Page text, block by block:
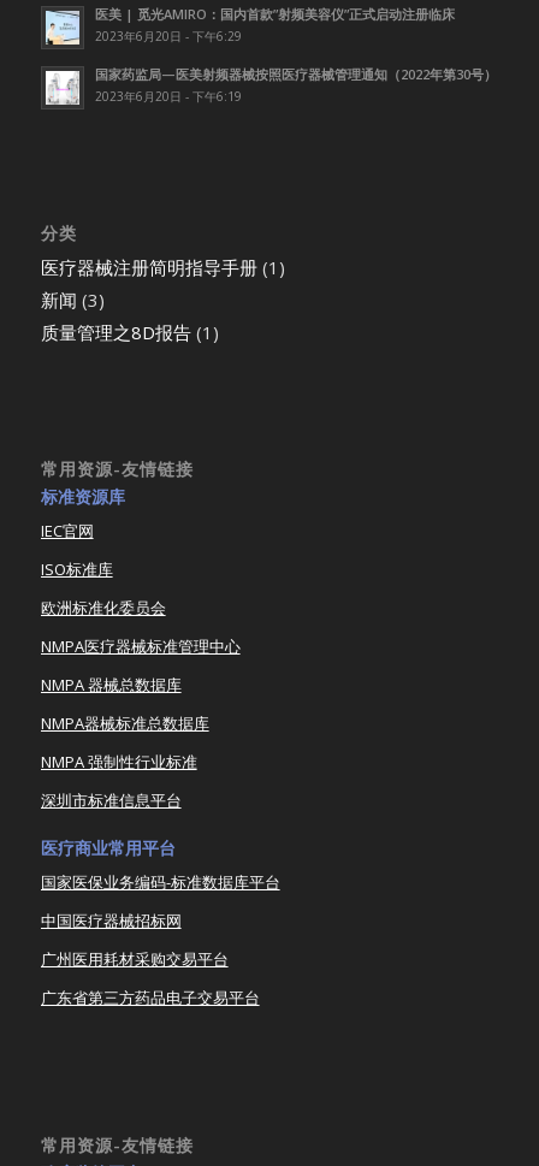
医美 | 觅光AMIRO：国内首款”射频美容仪”正式启动注册临床
2023年6月20日 - 下午6:29
国家药监局—医美射频器械按照医疗器械管理通知（2022年第30号）
2023年6月20日 - 下午6:19
分类
医疗器械注册简明指导手册(1)
新闻 (3)
质量管理之8D报告(1)
常用资源-友情链接
标准资源库
IEC官网
ISO标准库
欧洲标准化委员会
NMPA医疗器械标准管理中心
NMPA 器械总数据库
NMPA器械标准总数据库
NMPA 强制性行业标准
深圳市标准信息平台
医疗商业常用平台
国家医保业务编码-标准数据库平台
中国医疗器械招标网
广州医用耗材采购交易平台
广东省第三方药品电子交易平台
常用资源-友情链接